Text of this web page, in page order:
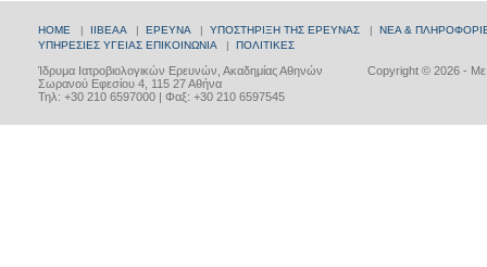
HOME | ΙΙΒΕΑΑ | ΕΡΕΥΝΑ | ΥΠΟΣΤΗΡΙΞΗ ΤΗΣ ΕΡΕΥΝΑΣ | ΝΕΑ &
ΥΠΗΡΕΣΙΕΣ ΥΓΕΙΑΣ ΕΠΙΚΟΙΝΩΝΙΑ | ΠΟΛΙΤΙΚΕΣ
Copyright © 2026 - Με
Ίδρυμα Ιατροβιολογικών Ερευνών, Ακαδημίας Αθηνών
Σωρανού Εφεσίου 4, 115 27 Αθήνα
Τηλ: +30 210 6597000 | Φαξ: +30 210 6597545